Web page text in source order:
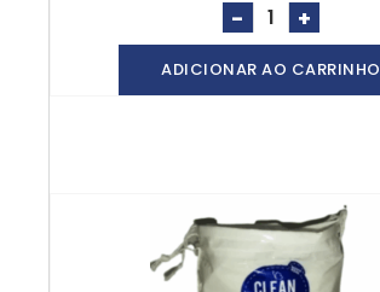
- +
ADICIONAR AO CARRINHO